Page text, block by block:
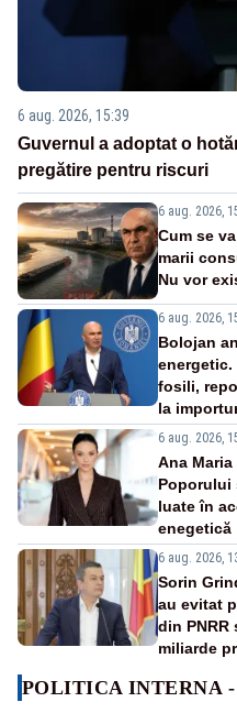
6 aug. 2026, 15:39
Guvernul a adoptat o
pregătire pentru riscuri
6 aug. 2026,
Cum se
marii
Nu vor
6 aug. 2026,
Bolojan
fosili,
la
6 aug. 2026,
Ana
Poporului
luate în
enegetică
6 aug. 2026,
Sorin
au evitat
din PNRR
miliarde
POLITICA INTERNA